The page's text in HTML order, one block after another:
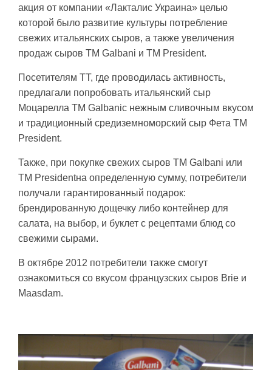
акция от компании «Лакталис Украина» целью
которой было развитие культуры потребление
свежих итальянских сыров, а также увеличения
продаж сыров ТМ Galbani и ТМ President.
Посетителям ТТ, где проводилась активность,
предлагали попробовать итальянский сыр
Моцарелла ТМ Galbaniс нежным сливочным вкусом
и традиционный средиземноморский сыр Фета ТМ
President.
Также, при покупке свежих сыров ТМ Galbani или
ТМ Presidentна определенную сумму, потребители
получали гарантированный подарок:
брендированную дощечку либо контейнер для
салата, на выбор, и буклет с рецептами блюд со
свежими сырами.
В октябре 2012 потребители также смогут
ознакомиться со вкусом французских сыров Brie и
Maasdam.